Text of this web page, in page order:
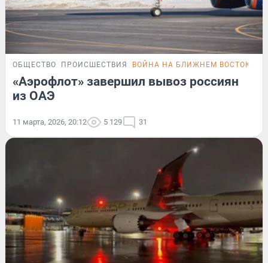
ОБЩЕСТВО ПРОИСШЕСТВИЯ ВОЙНА НА БЛИЖНЕМ ВОСТОКЕ
«Аэрофлот» завершил вывоз россиян
из ОАЭ
11 марта, 2026, 20:12 5 129 31